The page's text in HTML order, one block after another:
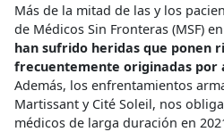
Más de la mitad de las y los
de Médicos Sin Fronteras (MSF)
han sufrido heridas que ponen
frecuentemente originadas por
Además, los enfrentamientos
Martissant y Cité Soleil, nos
médicos de larga duración en